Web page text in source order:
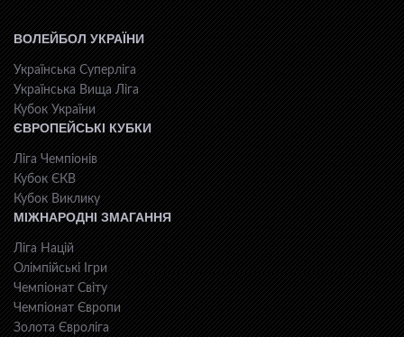
ВОЛЕЙБОЛ УКРАЇНИ
Українська Суперліга
Українська Вища Ліга
Кубок України
ЄВРОПЕЙСЬКІ КУБКИ
Ліга Чемпіонів
Кубок ЄКВ
Кубок Виклику
МІЖНАРОДНІ ЗМАГАННЯ
Ліга Націй
Олімпійські Ігри
Чемпіонат Світу
Чемпіонат Європи
Золота Євроліга